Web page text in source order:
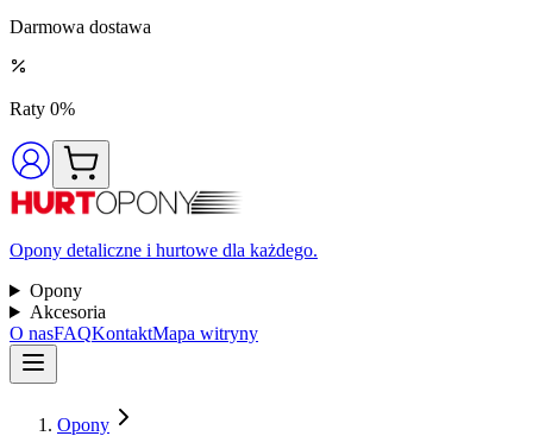
Darmowa dostawa
Raty 0%
Opony detaliczne i hurtowe dla każdego.
Opony
Akcesoria
O nasFAQKontaktMapa witryny
Opony